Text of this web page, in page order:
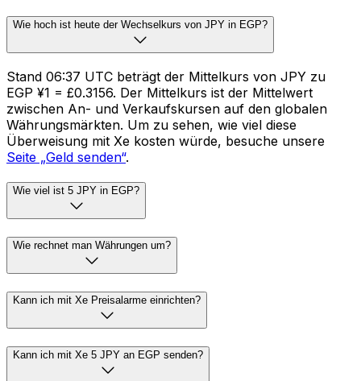
Wie hoch ist heute der Wechselkurs von JPY in EGP?
Stand 06:37 UTC beträgt der Mittelkurs von JPY zu
EGP ¥1 = £0.3156. Der Mittelkurs ist der Mittelwert
zwischen An- und Verkaufskursen auf den globalen
Währungsmärkten. Um zu sehen, wie viel diese
Überweisung mit Xe kosten würde, besuche unsere
Seite „Geld senden“.
Wie viel ist 5 JPY in EGP?
Wie rechnet man Währungen um?
Kann ich mit Xe Preisalarme einrichten?
Kann ich mit Xe 5 JPY an EGP senden?